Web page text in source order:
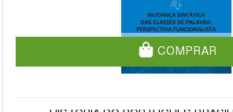
COMPRAR